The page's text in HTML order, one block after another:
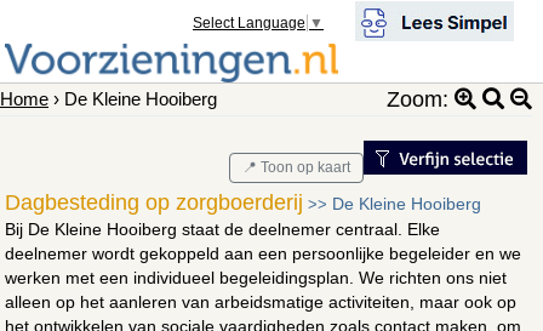
Select Language ▼
Home › De Kleine Hooiberg Zoom:
📍 Toon op kaart
Dagbesteding op zorgboerderij >> De Kleine Hooiberg
Bij De Kleine Hooiberg staat de deelnemer centraal. Elke
deelnemer wordt gekoppeld aan een persoonlijke begeleider en we
werken met een individueel begeleidingsplan. We richten ons niet
alleen op het aanleren van arbeidsmatige activiteiten, maar ook op
het ontwikkelen van sociale vaardigheden zoals contact maken, om